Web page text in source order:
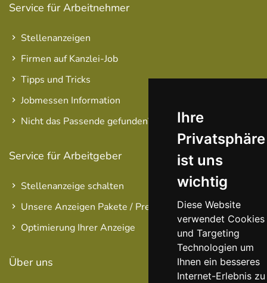
Ihre
Privatsphäre
ist uns
wichtig
Diese Website
verwendet Cookies
und Targeting
Technologien um
Ihnen ein besseres
Internet-Erlebnis zu
Service für Arbeitnehmer
Stellenanzeigen
Firmen auf Kanzlei-Job
Tipps und Tricks
Jobmessen Information
Nicht das Passende gefunden?
Service für Arbeitgeber
Stellenanzeige schalten
Unsere Anzeigen Pakete / Preise
Optimierung Ihrer Anzeige
Über uns